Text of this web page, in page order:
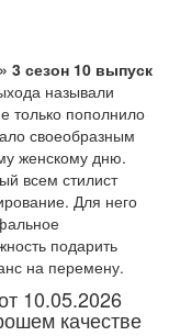
3 сезон 10 выпуск
называли
только пополнило
своеобразным
женскому дню.
всем стилист
Для него
подарить
на перемену.
10.05.2026
качестве